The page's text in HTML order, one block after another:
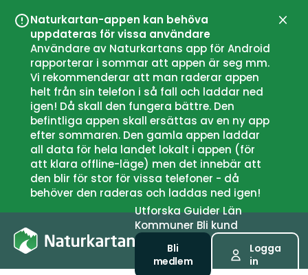
Naturkartan-appen kan behöva
uppdateras för vissa användare
Användare av Naturkartans app för Android
rapporterar i sommar att appen är seg mm.
Vi rekommenderar att man raderar appen
helt från sin telefon i så fall och laddar ned
igen! Då skall den fungera bättre. Den
befintliga appen skall ersättas av en ny app
efter sommaren. Den gamla appen laddar
all data för hela landet lokalt i appen (för
att klara offline-läge) men det innebär att
den blir för stor för vissa telefoner - då
behöver den raderas och laddas ned igen!
UtforskaGuiderLän
Kommuner Bli kund
Bli
medlem
Logga
in